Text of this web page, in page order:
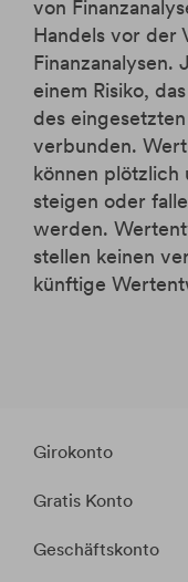
von
Handels vor der
Finanzanalysen.
einem Risiko,
des
verbunden.
können plötzlich
steigen oder
werden.
stellen keinen
künftige
Girokonto
Gratis Konto
Geschäftskonto